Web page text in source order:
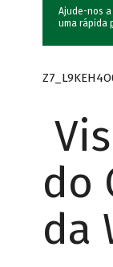
Ajude-nos a
uma rápida
do
da